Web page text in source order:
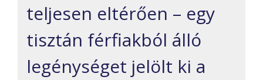
teljesen eltérően – egy
tisztán férfiakból álló
legénységet jelölt ki a